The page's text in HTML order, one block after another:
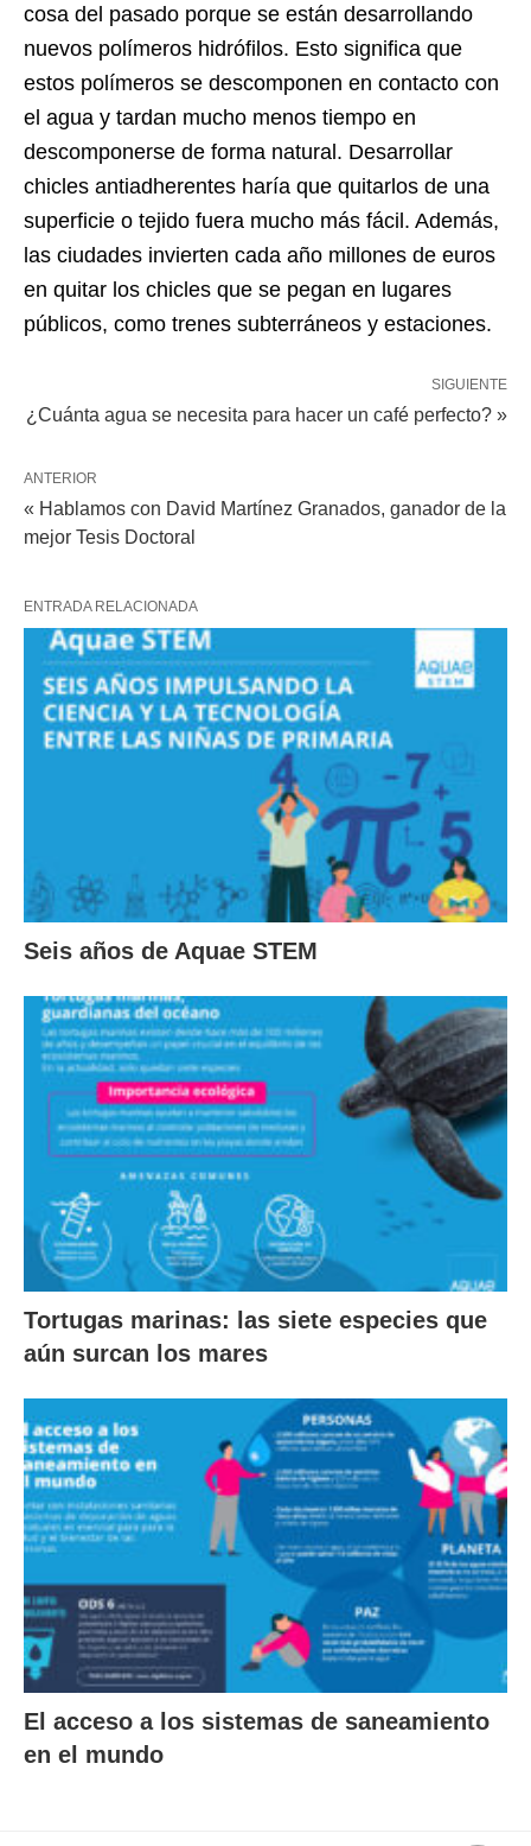
cosa del pasado porque se están desarrollando
nuevos polímeros hidrófilos. Esto significa que
estos polímeros se descomponen en contacto con
el agua y tardan mucho menos tiempo en
descomponerse de forma natural. Desarrollar
chicles antiadherentes haría que quitarlos de una
superficie o tejido fuera mucho más fácil. Además,
las ciudades invierten cada año millones de euros
en quitar los chicles que se pegan en lugares
públicos, como trenes subterráneos y estaciones.
SIGUIENTE
¿Cuánta agua se necesita para hacer un café perfecto? »
ANTERIOR
« Hablamos con David Martínez Granados, ganador de la
mejor Tesis Doctoral
ENTRADA RELACIONADA
Seis años de Aquae STEM
Tortugas marinas: las siete especies que
aún surcan los mares
El acceso a los sistemas de saneamiento
en el mundo